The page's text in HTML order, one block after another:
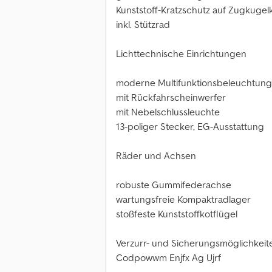
Kunststoff-Kratzschutz auf
inkl. Stützrad
Lichttechnische Einrichtungen
moderne Multifunktionsbeleuchtung
mit Rückfahrscheinwerfer
mit Nebelschlussleuchte
13-poliger Stecker, EG-Ausstattung
Räder und Achsen
robuste Gummifederachse
wartungsfreie Kompaktradlager
stoßfeste Kunststoffkotflügel
Verzurr- und
Codpowwm Enjfx Ag Ujrf